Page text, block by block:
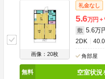
画像：20枚
礼金なし
5.6万円
敷 5.6万
2DK
角部屋
空室状況